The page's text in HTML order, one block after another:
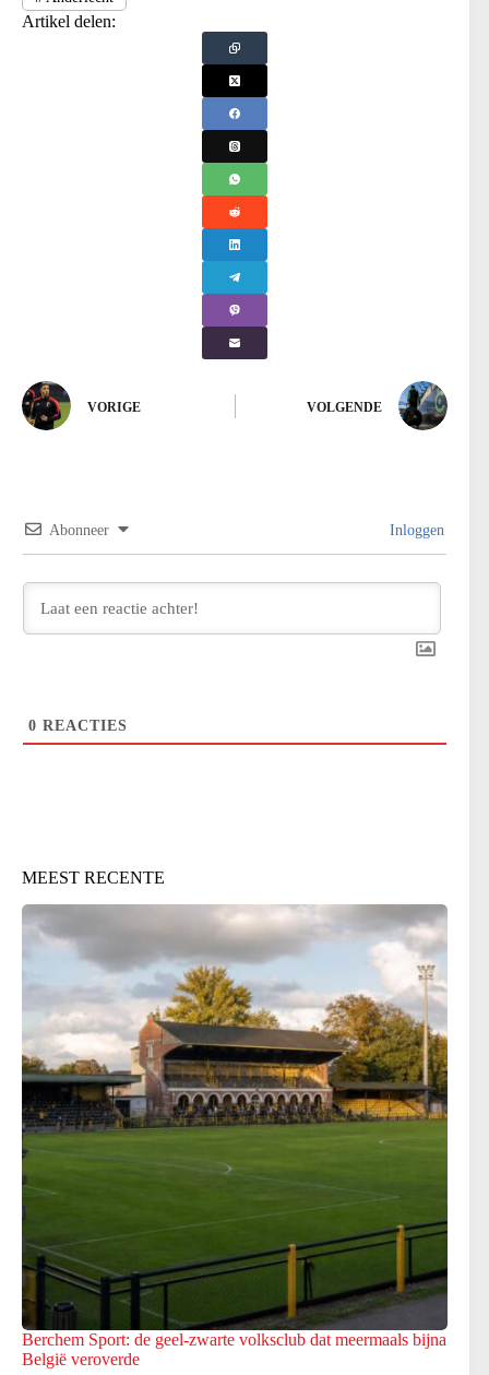
Artikel delen:
VORIGE VOLGENDE
Abonneer Inloggen
0 REACTIES
MEEST RECENTE
Berchem Sport: de geel-zwarte volksclub dat meermaals bijna
België veroverde